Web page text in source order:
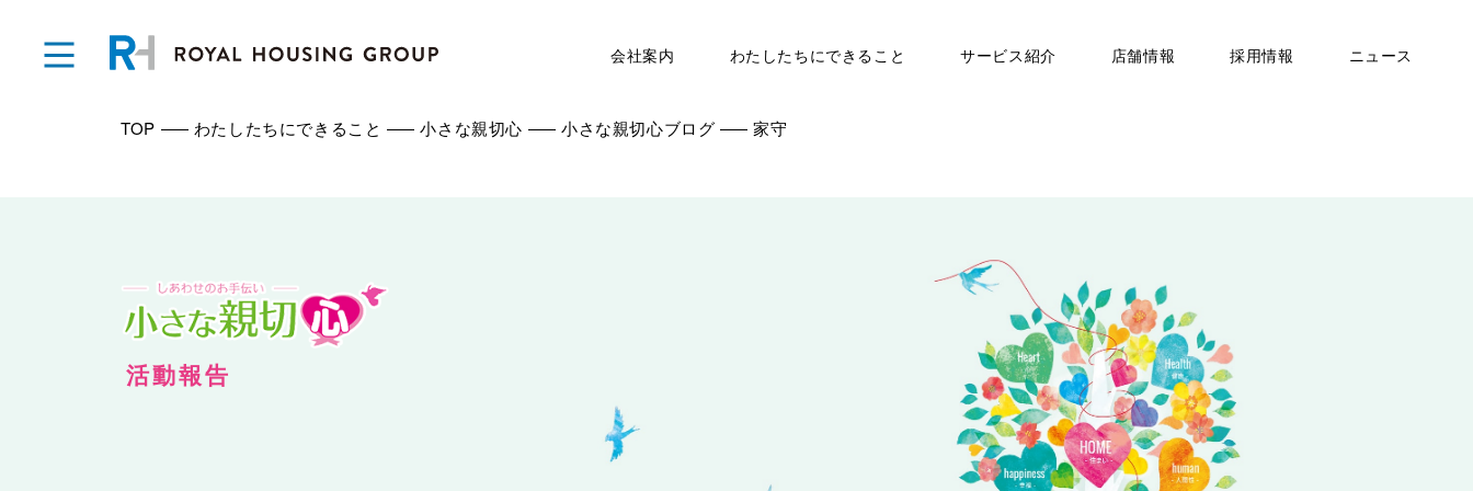
会社案内 わたしたちにできること サービス紹介 店舗情報 採用情報 ニュース
TOP わたしたちにできること 小さな親切心 小さな親切心ブログ 家守
活動報告